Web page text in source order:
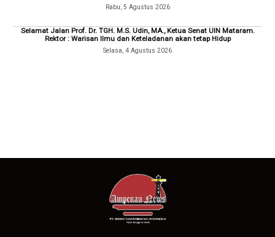
Rabu, 5 Agustus 2026
Selamat Jalan Prof. Dr. TGH. M.S. Udin, MA., Ketua Senat UIN Mataram.
Rektor : Warisan Ilmu dan Keteladanan akan tetap Hidup
Selasa, 4 Agustus 2026